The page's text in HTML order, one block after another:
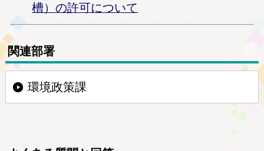
槽）の許可について
関連部署
環境政策課